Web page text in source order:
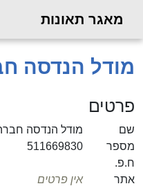
מאגר תאונות
מודל הנדסה
פרטים
שם
מודל הנדסה חברה
מספר
ח.פ.
511669830
אתר
אין פרטים